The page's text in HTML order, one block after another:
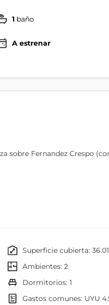
1 baño
A estrenar
sobre Fernandez Crespo
para disfrutar!!
institucional, educativa,
minimarket en planta baja,
inmobiliaria de
superficie cubierta:
ambientes: 2
dormitorios: 1
gastos comunes: UYU